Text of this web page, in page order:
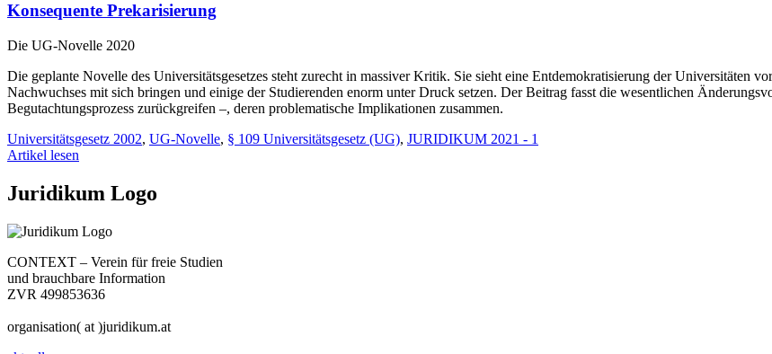
Konsequente Prekarisierung
Die UG-Novelle 2020
Die geplante Novelle des Universitätsgesetzes steht zurecht in massiver Kritik. Sie sieht eine Entdemokratisierung der Universitäten
Nachwuchses mit sich bringen und einige der Studierenden enorm unter Druck setzen. Der Beitrag fasst die wesentlichen
Begutachtungsprozess zurückgreifen –, deren problematische Implikationen zusammen.
Universitätsgesetz 2002, UG-Novelle, § 109 Universitätsgesetz (UG), JURIDIKUM 2021 - 1
Artikel lesen
Juridikum Logo
CONTEXT – Verein für freie Studien
und brauchbare Information
ZVR 499853636
organisation( at )juridikum.at